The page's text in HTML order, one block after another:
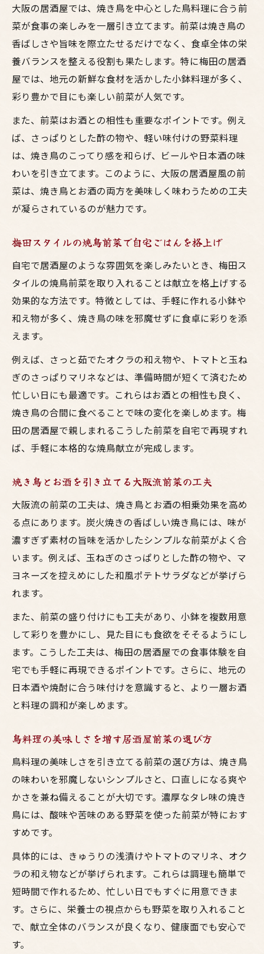
大阪の居酒屋では、焼き鳥を中心とした鳥料理に合う前
菜が食事の楽しみを一層引き立てます。前菜は焼き鳥の
香ばしさや旨味を際立たせるだけでなく、食卓全体の栄
養バランスを整える役割も果たします。特に梅田の居酒
屋では、地元の新鮮な食材を活かした小鉢料理が多く、
彩り豊かで目にも楽しい前菜が人気です。
また、前菜はお酒との相性も重要なポイントです。例え
ば、さっぱりとした酢の物や、軽い味付けの野菜料理
は、焼き鳥のこってり感を和らげ、ビールや日本酒の味
わいを引き立てます。このように、大阪の居酒屋風の前
菜は、焼き鳥とお酒の両方を美味しく味わうための工夫
が凝らされているのが魅力です。
梅田スタイルの焼鳥前菜で自宅ごはんを格上げ
自宅で居酒屋のような雰囲気を楽しみたいとき、梅田ス
タイルの焼鳥前菜を取り入れることは献立を格上げする
効果的な方法です。特徴としては、手軽に作れる小鉢や
和え物が多く、焼き鳥の味を邪魔せずに食卓に彩りを添
えます。
例えば、さっと茹でたオクラの和え物や、トマトと玉ね
ぎのさっぱりマリネなどは、準備時間が短くて済むため
忙しい日にも最適です。これらはお酒との相性も良く、
焼き鳥の合間に食べることで味の変化を楽しめます。梅
田の居酒屋で親しまれるこうした前菜を自宅で再現すれ
ば、手軽に本格的な焼鳥献立が完成します。
焼き鳥とお酒を引き立てる大阪流前菜の工夫
大阪流の前菜の工夫は、焼き鳥とお酒の相乗効果を高め
る点にあります。炭火焼きの香ばしい焼き鳥には、味が
濃すぎず素材の旨味を活かしたシンプルな前菜がよく合
います。例えば、玉ねぎのさっぱりとした酢の物や、マ
ヨネーズを控えめにした和風ポテトサラダなどが挙げら
れます。
また、前菜の盛り付けにも工夫があり、小鉢を複数用意
して彩りを豊かにし、見た目にも食欲をそそるようにし
ます。こうした工夫は、梅田の居酒屋での食事体験を自
宅でも手軽に再現できるポイントです。さらに、地元の
日本酒や焼酎に合う味付けを意識すると、より一層お酒
と料理の調和が楽しめます。
鳥料理の美味しさを増す居酒屋前菜の選び方
鳥料理の美味しさを引き立てる前菜の選び方は、焼き鳥
の味わいを邪魔しないシンプルさと、口直しになる爽や
かさを兼ね備えることが大切です。濃厚なタレ味の焼き
鳥には、酸味や苦味のある野菜を使った前菜が特におす
すめです。
具体的には、きゅうりの浅漬けやトマトのマリネ、オク
ラの和え物などが挙げられます。これらは調理も簡単で
短時間で作れるため、忙しい日でもすぐに用意できま
す。さらに、栄養士の視点からも野菜を取り入れること
で、献立全体のバランスが良くなり、健康面でも安心で
す。